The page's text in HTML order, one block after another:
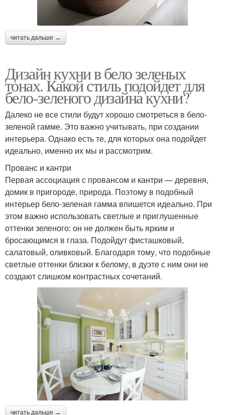
читать дальше →
Дизайн кухни в бело зеленых
тонах. Какой стиль подойдет для
бело-зеленого дизайна кухни?
Далеко не все стили будут хорошо смотреться в бело-
зеленой гамме. Это важно учитывать, при создании
интерьера. Однако есть те, для которых она подойдет
идеально, именно их мы и рассмотрим.
Прованс и кантри
Первая ассоциация с провансом и кантри — деревня,
домик в пригороде, природа. Поэтому в подобный
интерьер бело-зеленая гамма впишется идеально. При
этом важно использовать светлые и приглушенные
оттенки зеленого: он не должен быть ярким и
бросающимся в глаза. Подойдут фисташковый,
салатовый, оливковый. Благодаря тому, что подобные
светлые оттенки близки к белому, в дуэте с ним они не
создают слишком контрастных сочетаний.
читать дальше →